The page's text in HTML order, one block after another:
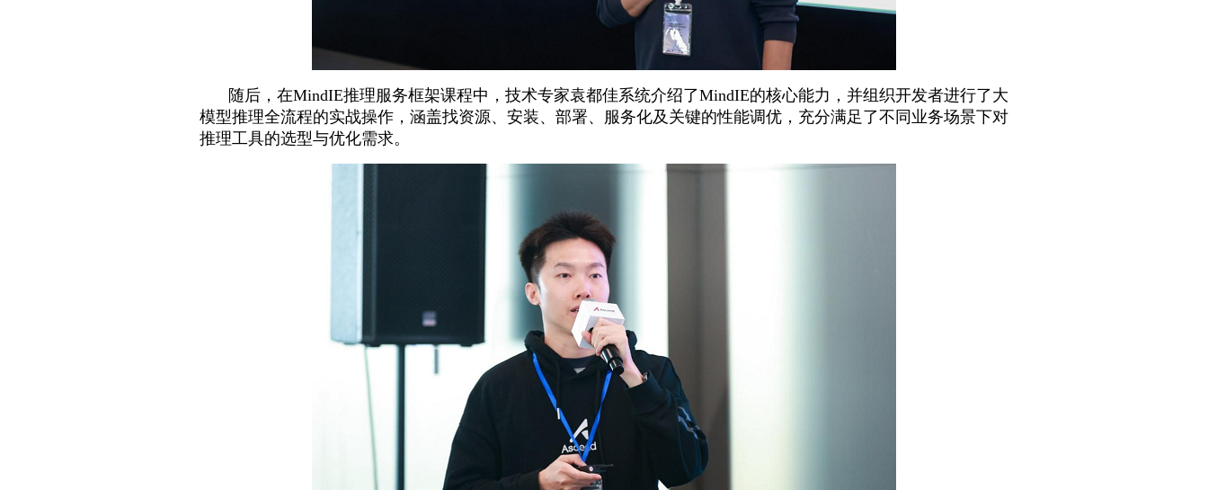
随后，在MindIE推理服务框架课程中，技术专家袁都佳系统介绍了MindIE的核心能力，并组织开发者进行了大
模型推理全流程的实战操作，涵盖找资源、安装、部署、服务化及关键的性能调优，充分满足了不同业务场景下对
推理工具的选型与优化需求。